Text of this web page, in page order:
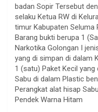
badan Sopir Tersebut
selaku Ketua RW di
timur Kabupaten Seluma
Barang bukti berupa 1
Narkotika Golongan I
yang di simpan di dalam
1 (satu) Paket Kecil
Sabu di dalam Plastic
Perangkat alat hisap
Pendek Warna Hitam